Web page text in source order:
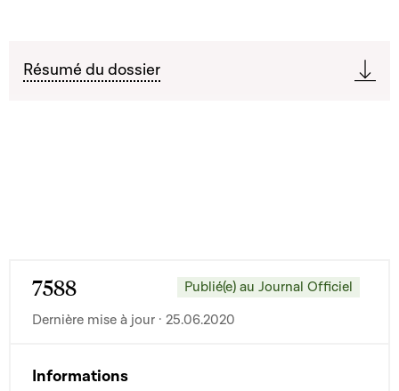
Résumé du dossier
7588
Publié(e) au Journal Officiel
Dernière mise à jour · 25.06.2020
Informations